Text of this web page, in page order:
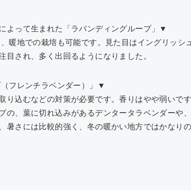
よって生まれた「ラバンディングループ」▼
暖地での栽培も可能です。見た目はイングリッシ
され、多く出回るようになりました。
フレンチラベンダー）」▼
込むなどの対策が必要です。香りはやや弱いです
の、葉に切れ込みがあるデンタータラベンダーや
暑さには比較的強く、冬の暖かい地方ではかなり